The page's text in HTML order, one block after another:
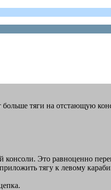
больше тяги на отстающую
Это равноценно
тягу к левому